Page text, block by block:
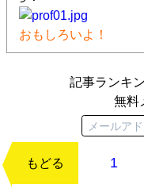
おもしろいよ！
記事ランキ
無料
もどる 1